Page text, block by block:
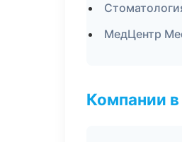
МедЦентр
Компании